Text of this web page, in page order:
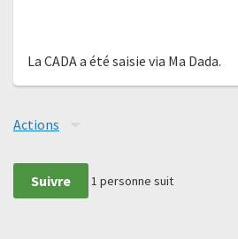
La CADA a été saisie via Ma Dada.
Actions
Suivre 1 personne suit